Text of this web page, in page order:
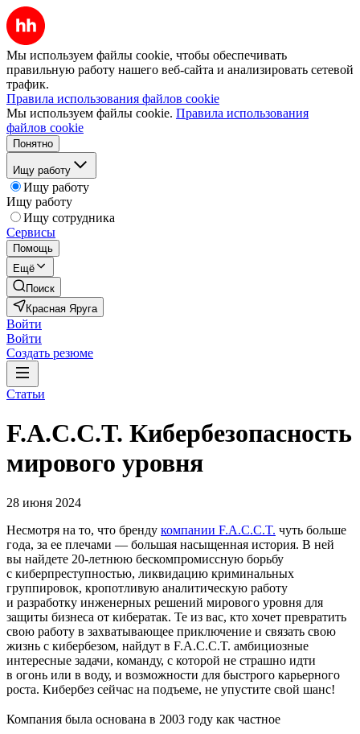
Мы используем файлы cookie, чтобы обеспечивать
правильную работу нашего веб-сайта и анализировать сетевой
трафик.
Правила использования файлов cookie
Мы используем файлы cookie. Правила использования
файлов cookie
Понятно
Ищу работу
Ищу работу
Ищу работу
Ищу сотрудника
Сервисы
Помощь
Ещё
Поиск
Красная Яруга
Войти
Войти
Создать резюме
Статьи
F.A.C.C.T. Кибербезопасность
мирового уровня
28 июня 2024
Несмотря на то, что бренду компании F.A.C.C.T. чуть больше
года, за ее плечами — большая насыщенная история. В ней
вы найдете 20‑летнюю бескомпромиссную борьбу
с киберпреступностью, ликвидацию криминальных
группировок, кропотливую аналитическую работу
и разработку инженерных решений мирового уровня для
защиты бизнеса от кибератак. Те из вас, кто хочет превратить
свою работу в захватывающее приключение и связать свою
жизнь с кибербезом, найдут в F.A.C.C.T. амбициозные
интересные задачи, команду, с которой не страшно идти
в огонь или в воду, и возможности для быстрого карьерного
роста. Кибербез сейчас на подъеме, не упустите свой шанс!
Компания была основана в 2003 году как частное